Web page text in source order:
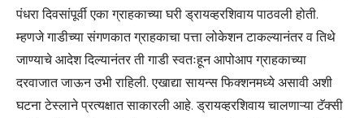
पंधरा दिवसांपूर्वी एका ग्राहकाच्या घरी ड्रायव्हरशिवाय पाठवली होती.
म्हणजे गाडीच्या संगणकात ग्राहकाचा पत्ता लोकेशन टाकल्यानंतर व तिथे
जाण्याचे आदेश दिल्यानंतर ती गाडी स्वतःहून आपोआप ग्राहकाच्या
दरवाजात जाऊन उभी राहिली. एखाद्या सायन्स फिक्शनमध्ये असावी अशी
घटना टेस्लाने प्रत्यक्षात साकारली आहे. ड्रायव्हरशिवाय चालणाऱ्या टॅक्सी